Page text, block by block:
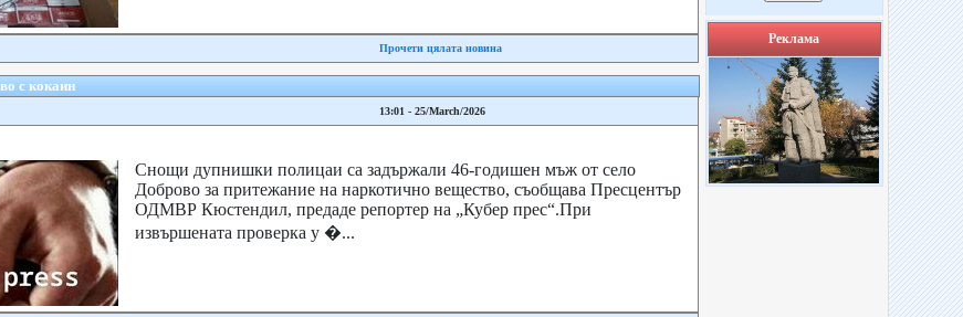
Прочети цялата новина
с кокаин
13:01 - 25/March/2026
Снощи дупнишки полицаи са задържали 46-годишен мъж от село
Доброво за притежание на наркотично вещество, съобщава Пресцентър
ОДМВР Кюстендил, предаде репортер на „Кубер прес“.При
извършената проверка у �...
Реклама